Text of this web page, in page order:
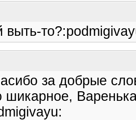
выть-
за добрые
шикарное,